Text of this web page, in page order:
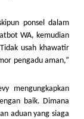
ponsel dalam
WA, kemudian
usah khawatir
pengadu aman,”
mengungkapkan
baik. Dimana
aduan yang siaga